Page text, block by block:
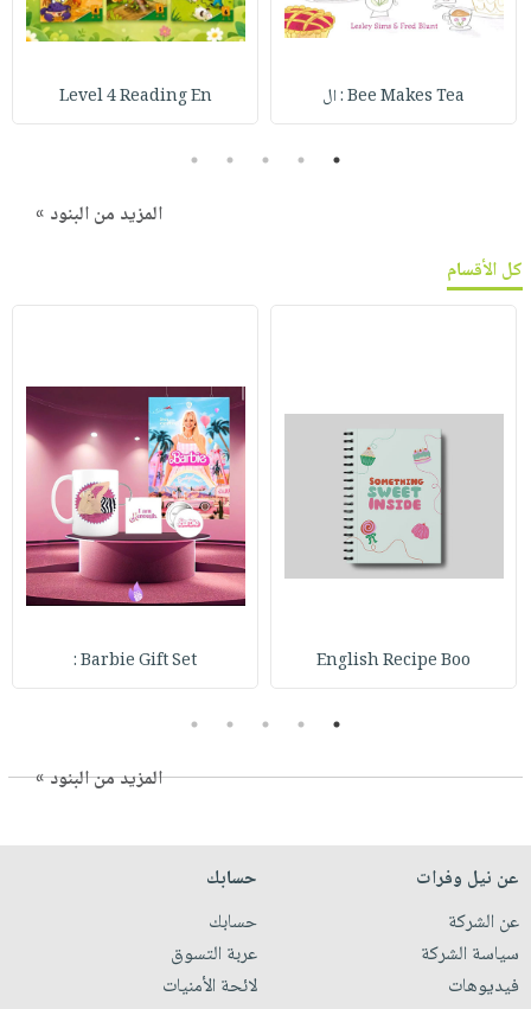
Bee Makes Tea : ال Level 4 Reading En
1
2
3
4
5
المزيد من البنود »
كل الأقسام
English Recipe Boo
Barbie Gift Set :
1
2
3
4
5
المزيد من البنود »
عن نيل وفرات
عن الشركة
سياسة الشركة
فيديوهات
حسابك
حسابك
عربة التسوق
لائحة الأمنيات